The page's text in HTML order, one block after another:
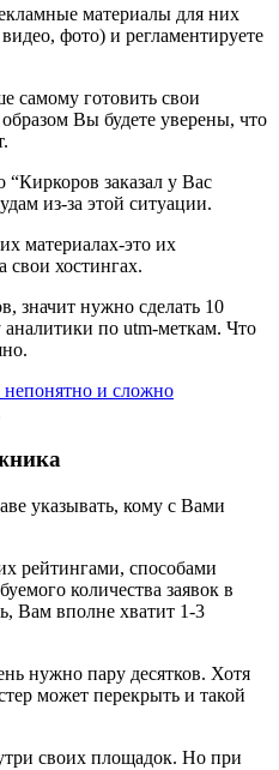
материалы для них
фото) и регламентируете
самому готовить свои
Вы будете уверены, что
заказал у Вас
из-за этой ситуации.
материалах-это их
свои хостингах.
значит нужно сделать 10
аналитики по utm-меткам. Что
указывать, кому с Вами
рейтингами, способами
количества заявок в
Вам вполне хватит 1-3
нужно пару десятков. Хотя
может перекрыть и такой
своих площадок. Но при